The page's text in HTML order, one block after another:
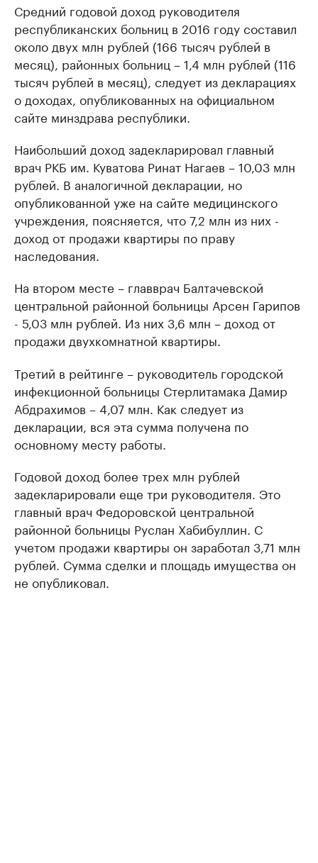
Средний годовой доход руководителя
республиканских больниц в 2016 году составил
около двух млн рублей (166 тысяч рублей в
месяц), районных больниц – 1,4 млн рублей (116
тысяч рублей в месяц), следует из декларациях
о доходах, опубликованных на официальном
сайте минздрава республики.
Наибольший доход задекларировал главный
врач РКБ им. Куватова Ринат Нагаев – 10,03 млн
рублей. В аналогичной декларации, но
опубликованной уже на сайте медицинского
учреждения, поясняется, что 7,2 млн из них -
доход от продажи квартиры по праву
наследования.
На втором месте – главврач Балтачевской
центральной районной больницы Арсен Гарипов
- 5,03 млн рублей. Из них 3,6 млн – доход от
продажи двухкомнатной квартиры.
Третий в рейтинге – руководитель городской
инфекционной больницы Стерлитамака Дамир
Абдрахимов – 4,07 млн. Как следует из
декларации, вся эта сумма получена по
основному месту работы.
Годовой доход более трех млн рублей
задекларировали еще три руководителя. Это
главный врач Федоpовской центральной
районной больницы Руслан Хабибуллин. С
учетом продажи квартиры он заработал 3,71 млн
рублей. Сумма сделки и площадь имущества он
не опубликовал.